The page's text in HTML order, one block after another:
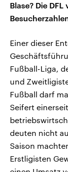
Blase? Die
Einer dieser
Fußball-Liga,
und
Fußball darf
Seifert
deuten nicht
Saison
Erstligisten